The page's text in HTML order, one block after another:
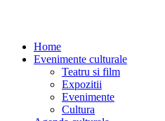
Home
Evenimente culturale
Teatru si film
Expozitii
Evenimente
Cultura